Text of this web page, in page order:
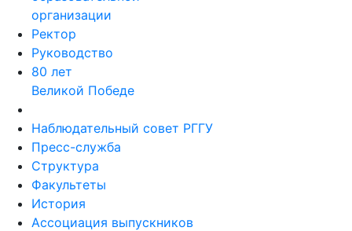
организации
Ректор
Руководство
80 лет
Великой Победе
Наблюдательный совет РГГУ
Пресс-служба
Структура
Факультеты
История
Ассоциация выпускников